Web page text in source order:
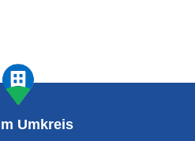
Umkreis